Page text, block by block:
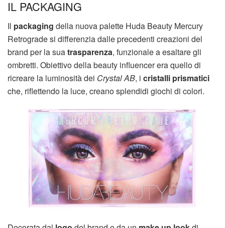
IL PACKAGING
Il packaging della nuova palette Huda Beauty Mercury
Retrograde si differenzia dalle precedenti creazioni del
brand per la suatrasparenza, funzionale a esaltare gli
ombretti. Obiettivo della beauty influencer era quello di
ricreare la luminosità dei Crystal AB, i cristalli prismatici
che, riflettendo la luce, creano splendidi giochi di colori.